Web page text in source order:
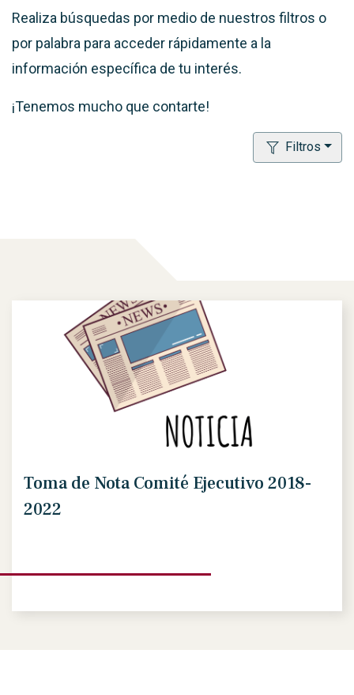
Realiza búsquedas por medio de nuestros filtros o
por palabra para acceder rápidamente a la
información específica de tu interés.
¡Tenemos mucho que contarte!
Filtros
Toma de Nota Comité Ejecutivo 2018-
2022